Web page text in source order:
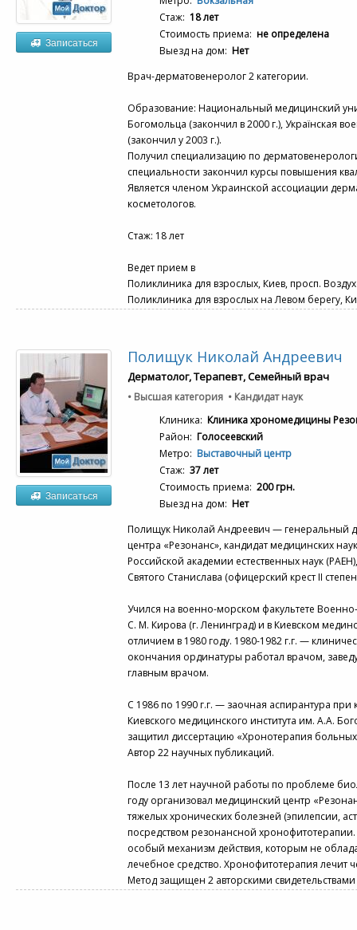
Записаться
Стаж: 18 лет
Стоимость приема: не определена
Выезд на дом: Нет
Врач-дерматовенеролог 2 категории.
Образование: Национальный медицинский
Богомольца (закончил в 2000 г.), Українская
(закончил у 2003 г.).
Получил специализацию по
специальности закончил курсы повышения
Является членом Украинской ассоциации
косметологов.
Стаж: 18 лет
Ведет прием в
Поликлиника для взрослых, Киев, просп.
Поликлиника для взрослых на Левом берегу,
Записаться
Полищук Николай Андреевич
Дерматолог, Терапевт, Семейный врач
• Высшая категория • Кандидат наук
Клиника: Клиника хрономедицины
Район: Голосеевский
Метро: Выставочный центр
Стаж: 37 лет
Стоимость приема: 200 грн.
Выезд на дом: Нет
Полищук Николай Андреевич — генеральный
центра «Резонанс», кандидат медицинских
Российской академии естественных наук
Святого Станислава (офицерский крест II
Учился на военно-морском факультете
С. М. Кирова (г. Ленинград) и в Киевском
отличием в 1980 году. 1980-1982 г.г. —
окончания ординатуры работал врачом,
главным врачом.
С 1986 по 1990 г.г. — заочная аспирантура
Киевского медицинского института им. А.А.
защитил диссертацию «Хронотерапия
Автор 22 научных публикаций.
После 13 лет научной работы по проблеме
году организовал медицинский центр
тяжелых хронических болезней (эпилепсии,
посредством резонансной
особый механизм действия, которым не
лечебное средство. Хронофитотерапия лечит
Метод защищен 2 авторскими